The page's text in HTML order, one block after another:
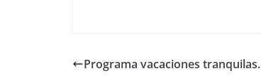
Programa vacaciones tranquilas.